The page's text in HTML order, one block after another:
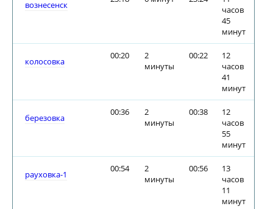
вознесенск
часов
45
минут
колосовка
00:20
2
минуты
00:22
12
часов
41
минут
березовка
00:36
2
минуты
00:38
12
часов
55
минут
рауховка-1
00:54
2
минуты
00:56
13
часов
11
минут